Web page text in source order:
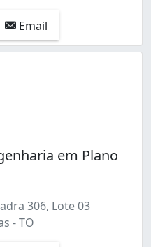
Email
em Plano
306, Lote 03
- TO